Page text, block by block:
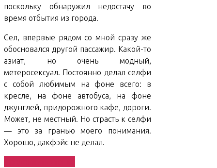
поскольку обнаружил недостачу во
время отбытия из города.
Сел, впервые рядом со мной сразу же
обосновался другой пассажир. Какой-то
азиат, но очень модный,
метеросексуал. Постоянно делал селфи
с собой любимым на фоне всего: в
кресле, на фоне автобуса, на фоне
джунглей, придорожного кафе, дороги.
Может, не местный. Но страсть к селфи
— это за гранью моего понимания.
Хорошо, дакфэйс не делал.